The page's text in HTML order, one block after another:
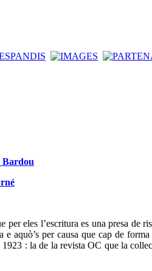
Bardou
per eles l’escritura es una presa
aquò’s per causa que cap de
: la de la revista OC que la